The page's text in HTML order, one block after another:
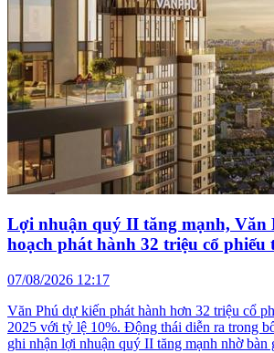
Lợi nhuận quý II tăng mạnh, Văn
hoạch phát hành 32 triệu cổ phiếu
07/08/2026 12:17
Văn Phú dự kiến phát hành hơn 32 triệu cổ
2025 với tỷ lệ 10%. Động thái diễn ra trong
ghi nhận lợi nhuận quý II tăng mạnh nhờ bàn